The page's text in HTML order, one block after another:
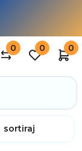
0 0 0
sortiraj